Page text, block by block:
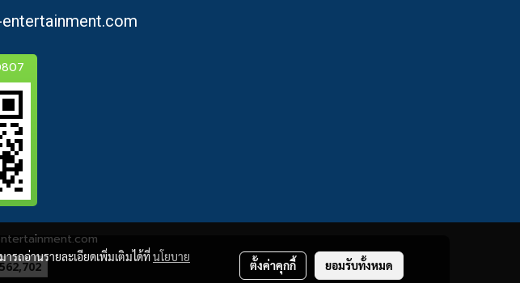
2,164
รถอ่านรายละเอียดเพิ่มเติมได้ที่นโยบาย
ตั้งค่าคุกกี้ ยอมรับทั้งหมด